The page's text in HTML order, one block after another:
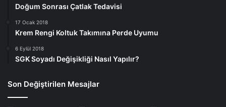
Doğum Sonrası Çatlak Tedavisi
17 Ocak 2018
Krem Rengi Koltuk Takımına Perde Uyumu
6 Eylül 2018
SGK Soyadı Değişikliği Nasıl Yapılır?
Son Değiştirilen Mesajlar